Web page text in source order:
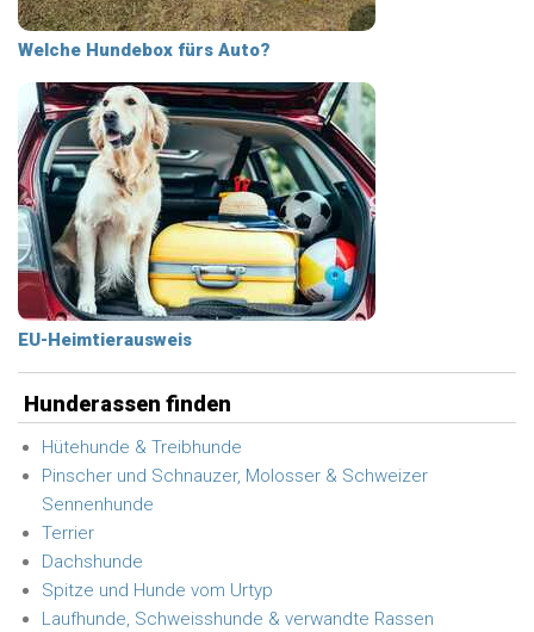
Welche Hundebox fürs Auto?
EU-Heimtierausweis
Hunderassen finden
Hütehunde & Treibhunde
Pinscher und Schnauzer, Molosser & Schweizer
Sennenhunde
Terrier
Dachshunde
Spitze und Hunde vom Urtyp
Laufhunde, Schweisshunde & verwandte Rassen